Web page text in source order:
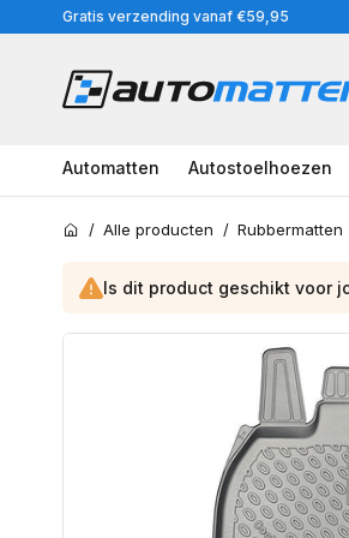
naar
Gratis verzending vanaf €59,95
Automatten Autostoelhoezen
Home
/ Alle producten / Rubbermatten
Is dit product geschikt voor